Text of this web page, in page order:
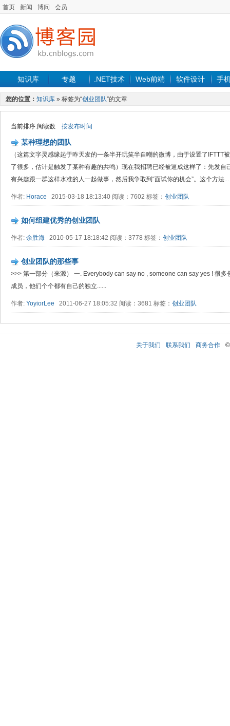
首页 新闻 博问 会员
知识库 专题 .NET技术 Web前端 软件设计 手
您的位置： 知识库 » 标签为“创业团队”的文章
当前排序:阅读数 按发布时间
某种理想的团队
（这篇文字灵感缘起于昨天发的一条半开玩笑半自嘲的微博，由于设置了IFTTT
了很多，估计是触发了某种有趣的共鸣）现在我招聘已经被逼成这样了：先发
有兴趣跟一群这样水准的人一起做事，然后我争取到“面试你的机会”。这个方法...
作者: Horace 2015-03-18 18:13:40 阅读：7602 标签： 创业团队
如何组建优秀的创业团队
作者: 余胜海 2010-05-17 18:18:42 阅读：3778 标签： 创业团队
创业团队的那些事
>>> 第一部分（来源） 一. Everybody can say no , someone can say yes ! 很
成员，他们个个都有自己的独立......
作者: YoyiorLee 2011-06-27 18:05:32 阅读：3681 标签： 创业团队
关于我们 联系我们 商务合作